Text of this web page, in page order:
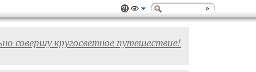
совершу кругосветное путешествие!